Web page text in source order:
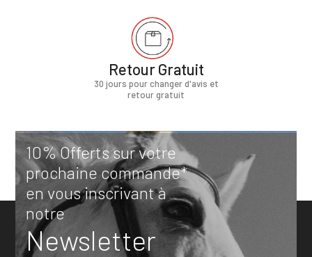
Retour Gratuit
30 jours pour changer d'avis et
retour gratuit
10% Offerts sur votre
prochaine commande*
en vous inscrivant à
notre
Newsletter